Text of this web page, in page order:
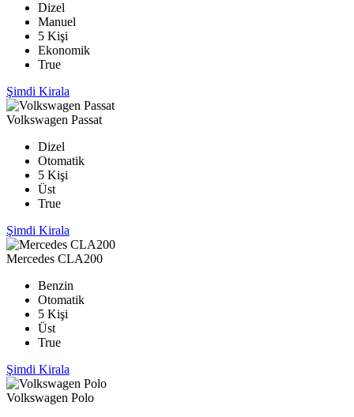
Dizel
Manuel
5 Kişi
Ekonomik
True
Şimdi Kirala
Volkswagen Passat
Dizel
Otomatik
5 Kişi
Üst
True
Şimdi Kirala
Mercedes CLA200
Benzin
Otomatik
5 Kişi
Üst
True
Şimdi Kirala
Volkswagen Polo